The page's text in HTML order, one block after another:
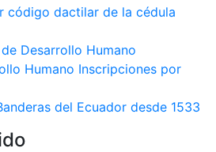
código dactilar de la cédula
Desarrollo Humano
Humano Inscripciones por
del Ecuador desde 1533